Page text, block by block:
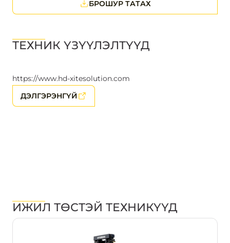
БРОШУР ТАТАХ
ТЕХНИК ҮЗҮҮЛЭЛТҮҮД
https://www.hd-xitesolution.com
ДЭЛГЭРЭНГҮЙ
ИЖИЛ ТӨСТЭЙ ТЕХНИКҮҮД